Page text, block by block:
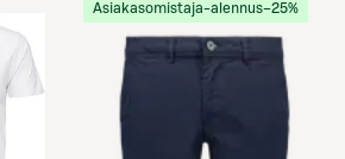
Asiakasomistaja-alennus−25%